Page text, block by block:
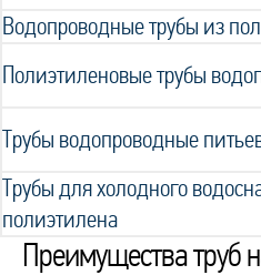
Водопроводные трубы из
Полиэтиленовые трубы
Трубы водопроводные
Трубы для холодного
полиэтилена
Преимущества труб